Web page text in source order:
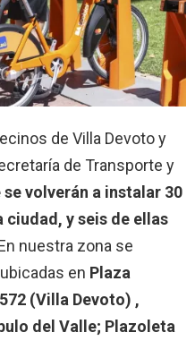
de Villa Devoto y
de Transporte y
se volverán a instalar 30
ciudad, y seis de ellas
nuestra zona se
en Plaza
(Villa Devoto) ,
del Valle; Plazoleta